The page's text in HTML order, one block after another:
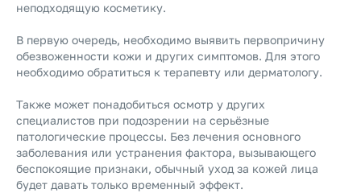
неподходящую косметику.
В первую очередь, необходимо выявить первопричину
обезвоженности кожи и других симптомов. Для этого
необходимо обратиться к терапевту или дерматологу.
Также может понадобиться осмотр у других
специалистов при подозрении на серьёзные
патологические процессы. Без лечения основного
заболевания или устранения фактора, вызывающего
беспокоящие признаки, обычный уход за кожей лица
будет давать только временный эффект.